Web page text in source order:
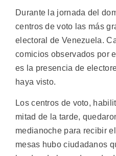
Durante la jornada del
centros de voto las más
electoral de Venezuela.
comicios observados por
es la presencia de
haya visto.
Los centros de voto,
mitad de la tarde,
medianoche para recibir
mesas hubo ciudadanos